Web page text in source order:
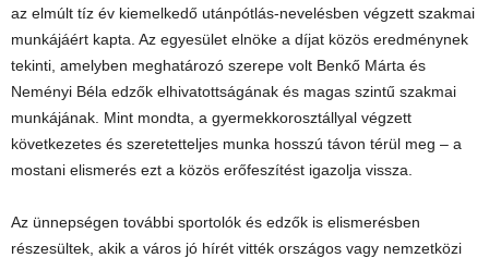
az elmúlt tíz év kiemelkedő utánpótlás-nevelésben végzett szakmai
munkájáért kapta. Az egyesület elnöke a díjat közös eredménynek
tekinti, amelyben meghatározó szerepe volt Benkő Márta és
Neményi Béla edzők elhivatottságának és magas szintű szakmai
munkájának. Mint mondta, a gyermekkorosztállyal végzett
következetes és szeretetteljes munka hosszú távon térül meg – a
mostani elismerés ezt a közös erőfeszítést igazolja vissza.
Az ünnepségen további sportolók és edzők is elismerésben
részesültek, akik a város jó hírét vitték országos vagy nemzetközi